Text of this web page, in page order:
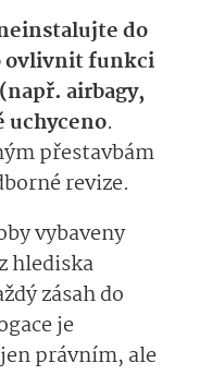
do
ovlivnit funkci
airbagy,
uchyceno.
přestavbám
revize.
vybaveny
hlediska
zásah do
je
právním, ale